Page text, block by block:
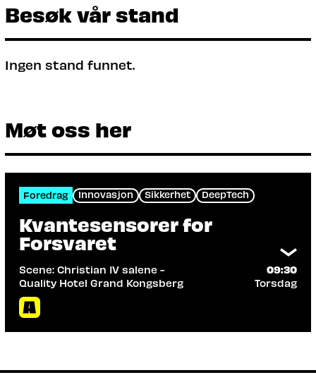
Besøk vår stand
Ingen stand funnet.
Møt oss her
Foredrag Innovasjon Sikkerhet DeepTech
Kvantesensorer for
Forsvaret
Scene: Christian IV salene -
Quality Hotel Grand Kongsberg
09:30
Torsdag
fienden?